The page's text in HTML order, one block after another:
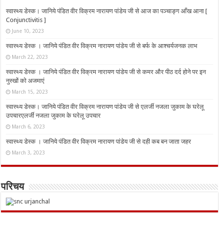
स्वास्थ्य डेस्क। जानिये पंडित वीर विक्रम नारायण पांडेय जी से आज का पञ्चाङ्ग आँख आना [
Conjunctivitis ]
June 10, 2023
स्वास्थ्य डेस्क । जानिये पंडित वीर विक्रम नारायण पांडेय जी से बर्फ के आश्चर्यजनक लाभ
March 22, 2023
स्वास्थ्य डेस्क । जानिये पंडित वीर विक्रम नारायण पांडेय जी से कमर और पीठ दर्द होने पर इन
नुस्‍खों को अजमाएं
March 15, 2023
स्वास्थ्य डेस्क। जानिये पंडित वीर विक्रम नारायण पांडेय जी से एलर्जी नजला जुकाम के घरेलू
उपचारएलर्जी नजला जुकाम के घरेलू उपचार
March 6, 2023
स्वास्थ्य डेस्क । जानिये पंडित वीर विक्रम नारायण पांडेय जी से दही कब बन जाता जहर
March 3, 2023
परिचय